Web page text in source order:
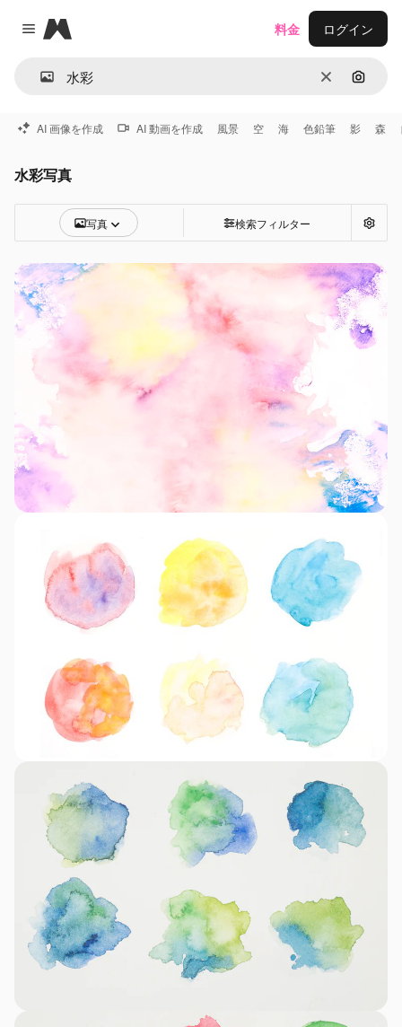
Close menu
Magnific
消去 画像で
料金 ログイン
AI 画像を作成 AI 動画を作成 風景 空 海 色鉛筆 影 森
水彩写真
写真 検索フィルター